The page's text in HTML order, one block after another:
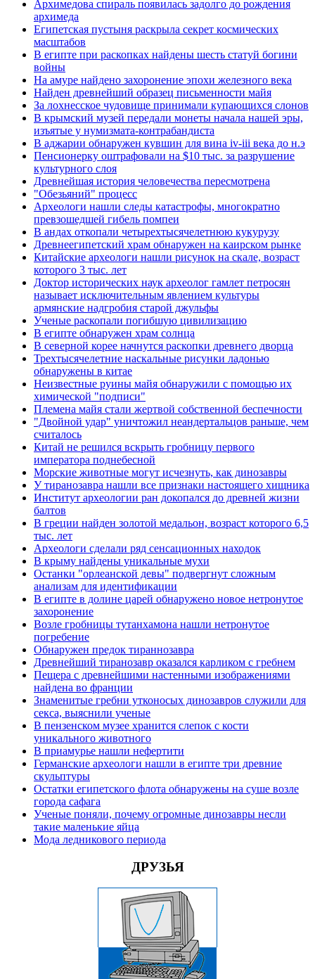
Архимедова спираль появилась задолго до рождения
архимеда
Египетская пустыня раскрыла секрет космических
масштабов
В египте при раскопках найдены шесть статуй богини
войны
На амуре найдено захоронение эпохи железного века
Найден древнейший образец письменности майя
За лохнесское чудовище принимали купающихся слонов
В крымский музей передали монеты начала нашей эры,
изъятые у нумизмата-контрабандиста
В аджарии обнаружен кувшин для вина iv-iii века до н.э
Пенсионерку оштрафовали на $10 тыс. за разрушение
культурного слоя
Древнейшая история человечества пересмотрена
"Обезьяний" процесс
Археологи нашли следы катастрофы, многократно
превзошедшей гибель помпеи
В андах откопали четырехтысячелетнюю кукурузу
Древнеегипетский храм обнаружен на каирском рынке
Китайские археологи нашли рисунок на скале, возраст
которого 3 тыс. лет
Доктор исторических наук археолог гамлет петросян
называет исключительным явлением культуры
армянские надгробия старой джульфы
Ученые раскопали погибшую цивилизацию
В египте обнаружен храм солнца
В северной корее начнутся раскопки древнего дворца
Трехтысячелетние наскальные рисунки ладонью
обнаружены в китае
Неизвестные руины майя обнаружили с помощью их
химической "подписи"
Племена майя стали жертвой собственной беспечности
"Двойной удар" уничтожил неандертальцов раньше, чем
считалось
Китай не решился вскрыть гробницу первого
императора поднебесной
Морские животные могут исчезнуть, как динозавры
У тиранозавра нашли все признаки настоящего хищника
Институт археологии ран докопался до древней жизни
балтов
В греции найден золотой медальон, возраст которого 6,5
тыс. лет
Археологи сделали ряд сенсационных находок
В крыму найдены уникальные мухи
Останки "орлеанской девы" подвергнут сложным
анализам для идентификации
В египте в долине царей обнаружено новое нетронутое
захоронение
Возле гробницы тутанхамона нашли нетронутое
погребение
Обнаружен предок тираннозавра
Древнейший тиранозавр оказался карликом с гребнем
Пещера с древнейшими настенными изображениями
найдена во франции
Знаменитые гребни утконосых динозавров служили для
секса, выяснили ученые
В пензенском музее хранится слепок с кости
уникального животного
В приамурье нашли нефертити
Германские археологи нашли в египте три древние
скульптуры
Остатки египетского флота обнаружены на суше возле
города сафага
Ученые поняли, почему огромные динозавры несли
такие маленькие яйца
Мода ледникового периода
ДРУЗЬЯ